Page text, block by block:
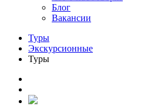
Блог
Вакансии
Туры
Экскурсионные
Туры